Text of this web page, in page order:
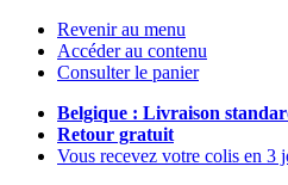
Revenir au menu
Accéder au contenu
Consulter le panier
Belgique : Livraison
Retour gratuit
Vous recevez votre colis en 3